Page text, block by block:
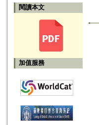
閱讀本文
加值服務